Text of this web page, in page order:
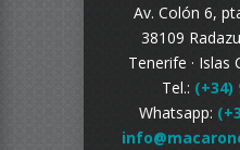
Av. Colón 6,
38109
Tenerife · Islas
Tel.: (+34)
Whatsapp: